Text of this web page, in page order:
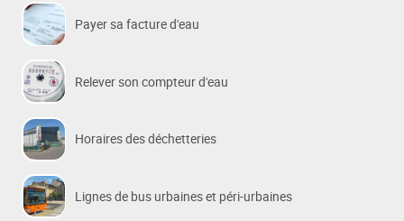
Payer sa facture d'eau
Relever son compteur d'eau
Horaires des déchetteries
Lignes de bus urbaines et péri-urbaines